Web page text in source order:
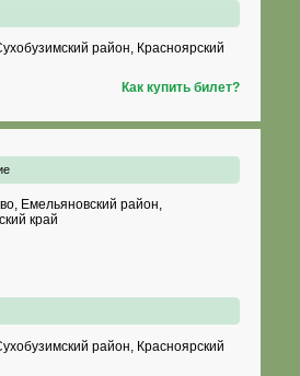
район, Красноярский
Как купить билет?
Емельяновский район,
край
район, Красноярский